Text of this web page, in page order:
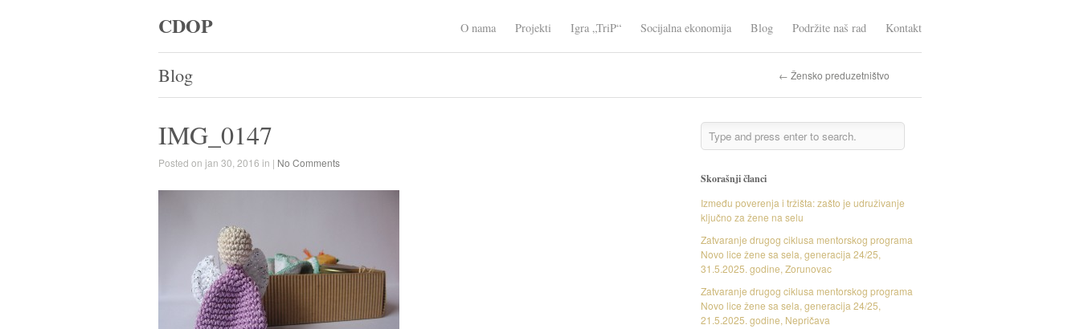
CDOP O nama Projekti Igra „TriP“ Socijalna ekonomija Blog Podržite naš rad Kontakt
Blog ← Žensko preduzetništvo
IMG_0147
Posted on jan 30, 2016 in | No Comments
Skorašnji članci
Između poverenja i tržišta: zašto je udruživanje
ključno za žene na selu
Zatvaranje drugog ciklusa mentorskog programa
Novo lice žene sa sela, generacija 24/25,
31.5.2025. godine, Zorunovac
Zatvaranje drugog ciklusa mentorskog programa
Novo lice žene sa sela, generacija 24/25,
21.5.2025. godine, Nepričava